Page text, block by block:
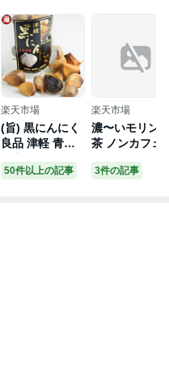
楽天市場
(旨) 黒にんにく
良品 津軽 青森
0g 送料無料 バ
50件以上の記事
楽天市場
濃〜いモリン
茶 ノンカフェ
バッグ2gX30
3件の記事